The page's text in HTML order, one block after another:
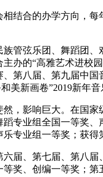
结合的办学方向，
管弦乐团、舞蹈团
办的“高雅艺术进校
第八届、第九届中
美新画卷”2019新年
，影响巨大。在国
专业组全国一等奖
专业组一等奖；获得
届、第七届、第八
奖、创编一等奖；